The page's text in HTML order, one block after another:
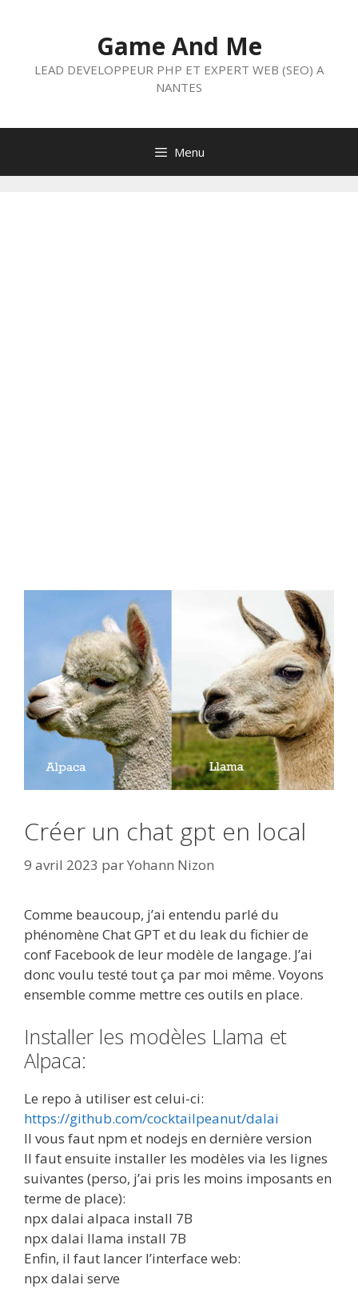
Game And Me
LEAD DEVELOPPEUR PHP ET EXPERT WEB (SEO) A
NANTES
Menu
Créer un chat gpt en local
9 avril 2023 parYohann Nizon
Comme beaucoup, j’ai entendu parlé du
phénomène Chat GPT et du leak du fichier de
conf Facebook de leur modèle de langage. J’ai
donc voulu testé tout ça par moi même. Voyons
ensemble comme mettre ces outils en place.
Installer les modèles Llama et
Alpaca:
Le repo à utiliser est celui-ci:
https://github.com/cocktailpeanut/dalai
Il vous faut npm et nodejs en dernière version
Il faut ensuite installer les modèles via les lignes
suivantes (perso, j’ai pris les moins imposants en
terme de place):
npx dalai alpaca install 7B
npx dalai llama install 7B
Enfin, il faut lancer l’interface web:
npx dalai serve